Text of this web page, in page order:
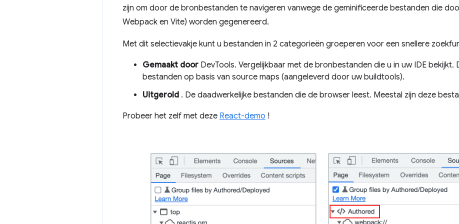
zijn om door de bronbestanden te navigeren vanwege de geminificeerde bestanden die
Webpack en Vite) worden gegenereerd.
Met dit selectievakje kunt u bestanden in 2 categorieën groeperen voor een snellere
Gemaakt door DevTools. Vergelijkbaar met de bronbestanden die u in uw IDE bekijkt.
bestanden op basis van source maps (aangeleverd door uw buildtools).
Uitgerold . De daadwerkelijke bestanden die de browser leest. Meestal zijn deze
Probeer het zelf met deze React-demo !